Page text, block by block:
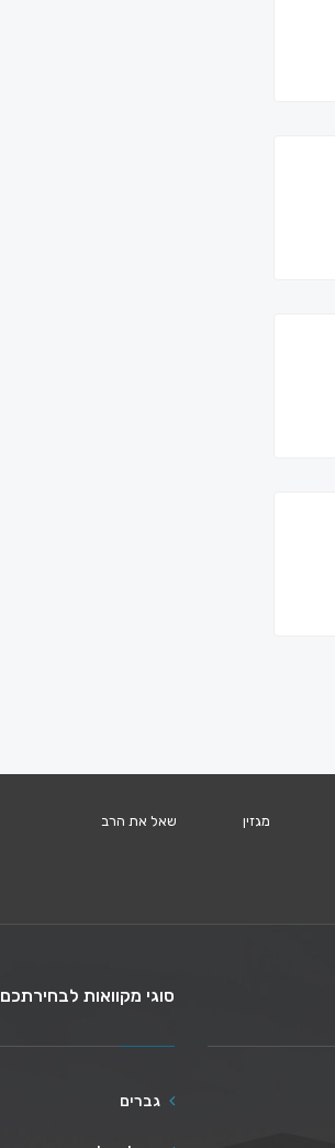
מגזין שאל את הרב
סוגי מקוואות לבחירתכם
גברים